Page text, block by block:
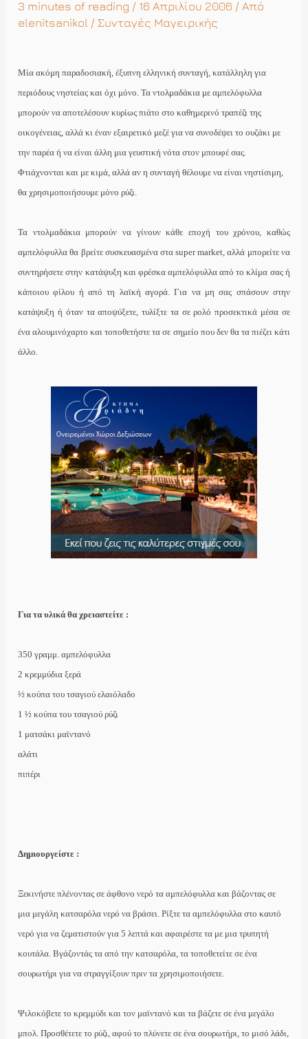
3 minutes of reading / 16 Απριλίου 2006 / Από
elenitsanikol /Συνταγές Μαγειρικής
Μία ακόμη παραδοσιακή, έξυπνη ελληνική συνταγή, κατάλληλη για
περιόδους νηστείας και όχι μόνο. Τα ντολμαδάκια με αμπελόφυλλα
μπορούν να αποτελέσουν κυρίως πιάτο στο καθημερινό τραπέζι της
οικογένειας, αλλά κι έναν εξαιρετικό μεζέ για να συνοδέψει το ουζάκι με
την παρέα ή να είναι άλλη μια γευστική νότα στον μπουφέ σας.
Φτιάχνονται και με κιμά, αλλά αν η συνταγή θέλουμε να είναι νηστίσιμη,
θα χρησιμοποιήσουμε μόνο ρύζι.
Τα ντολμαδάκια μπορούν να γίνουν κάθε εποχή του χρόνου, καθώς
αμπελόφυλλα θα βρείτε συσκευασμένα σταsuper market , αλλά μπορείτε να
συντηρήσετε στην κατάψυξη και φρέσκα αμπελόφυλλα από το κλίμα σας ή
κάποιου φίλου ή από τη λαϊκή αγορά. Για να μη σας σπάσουν στην
κατάψυξη ή όταν τα αποψύξετε, τυλίξτε τα σε ρολό προσεκτικά μέσα σε
ένα αλουμινόχαρτο και τοποθετήστε τα σε σημείο που δεν θα τα πιέζει κάτι
άλλο.
Για τα υλικά θα χρειαστείτε :
350 γραμμ. αμπελόφυλλα
2 κρεμμύδια ξερά
½ κούπα του τσαγιού ελαιόλαδο
1 ½ κούπα του τσαγιού ρύζι
1 ματσάκι μαϊντανό
αλάτι
πιπέρι
Δημιουργείστε :
Ξεκινήστε πλένοντας σε άφθονο νερό τα αμπελόφυλλα και βάζοντας σε
μια μεγάλη κατσαρόλα νερό να βράσει. Ρίξτε τα αμπελόφυλλα στο καυτό
νερό για να ζεματιστούν για 5 λεπτά και αφαιρέστε τα με μια τρυπητή
κουτάλα. Βγάζοντάς τα από την κατσαρόλα, τα τοποθετείτε σε ένα
σουρωτήρι για να στραγγίξουν πριν τα χρησιμοποιήσετε.
Ψιλοκόβετε το κρεμμύδι και τον μαϊντανό και τα βάζετε σε ένα μεγάλο
μπολ. Προσθέτετε το ρύζι, αφού το πλύνετε σε ένα σουρωτήρι, το μισό λάδι,